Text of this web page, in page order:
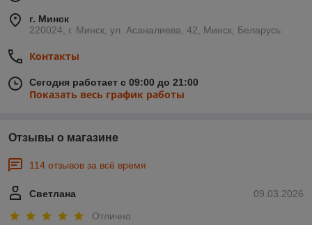
г. Минск
220024, г. Минск, ул. Асаналиева, 42, Минск, Беларусь
Контакты
Сегодня работает с 09:00 до 21:00
Показать весь график работы
Отзывы о магазине
114 отзывов за всё время
09.03.2026
Светлана
Отлично